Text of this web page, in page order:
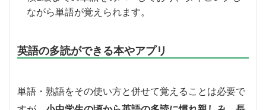
ながら単語が覚えられます。
英語の多読ができる本やアプリ
単語・熟語をその使い方と併せて覚えることは必要で